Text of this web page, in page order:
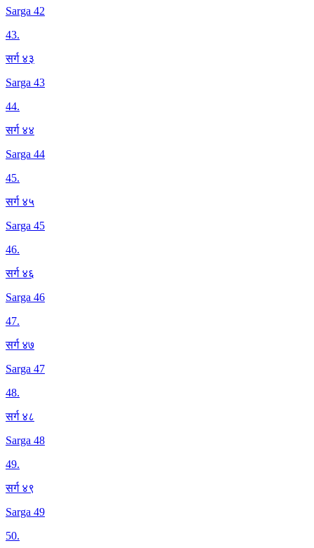
Sarga 42
43.
सर्ग ४३
Sarga 43
44.
सर्ग ४४
Sarga 44
45.
सर्ग ४५
Sarga 45
46.
सर्ग ४६
Sarga 46
47.
सर्ग ४७
Sarga 47
48.
सर्ग ४८
Sarga 48
49.
सर्ग ४९
Sarga 49
50.